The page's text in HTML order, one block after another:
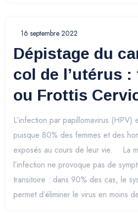
16 septembre 2022
Dépistage du
col de l’utérus :
ou Frottis
L’infection par papillomavirus (HPV)
puisque 80% des femmes et des
exposés au cours de leur vie. La
l’infection ne provoque pas de
transitoire : dans 90% des cas, le
permet d’éliminer le virus en moins